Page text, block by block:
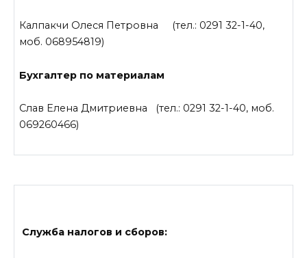
Калпакчи Олеся Петровна (тел.: 0291 32-1-40,
моб. 068954819)
Бухгалтер по материалам
Слав Елена Дмитриевна (тел.: 0291 32-1-40, моб.
069260466)
Служба налогов и сборов: